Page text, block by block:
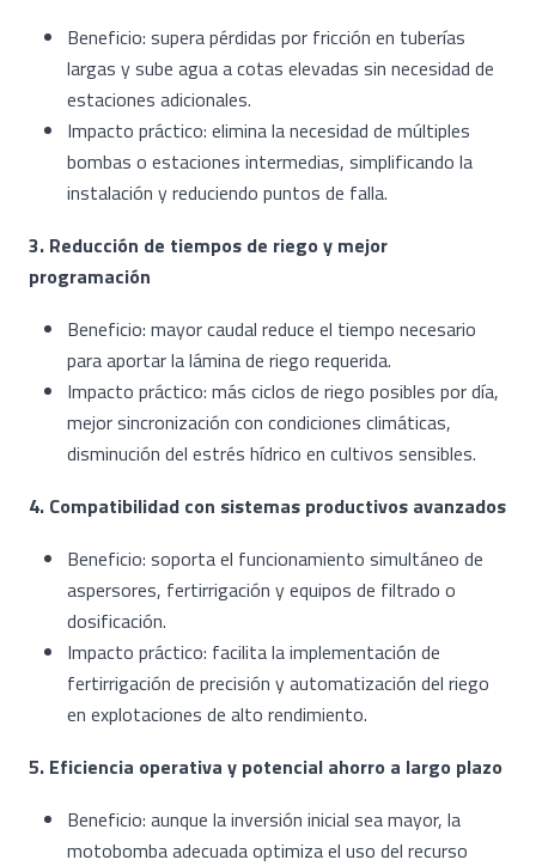
Beneficio: supera pérdidas por fricción en tuberías
largas y sube agua a cotas elevadas sin necesidad de
estaciones adicionales.
Impacto práctico: elimina la necesidad de múltiples
bombas o estaciones intermedias, simplificando la
instalación y reduciendo puntos de falla.
3. Reducción de tiempos de riego y mejor
programación
Beneficio: mayor caudal reduce el tiempo necesario
para aportar la lámina de riego requerida.
Impacto práctico: más ciclos de riego posibles por día,
mejor sincronización con condiciones climáticas,
disminución del estrés hídrico en cultivos sensibles.
4. Compatibilidad con sistemas productivos avanzados
Beneficio: soporta el funcionamiento simultáneo de
aspersores, fertirrigación y equipos de filtrado o
dosificación.
Impacto práctico: facilita la implementación de
fertirrigación de precisión y automatización del riego
en explotaciones de alto rendimiento.
5. Eficiencia operativa y potencial ahorro a largo plazo
Beneficio: aunque la inversión inicial sea mayor, la
motobomba adecuada optimiza el uso del recurso